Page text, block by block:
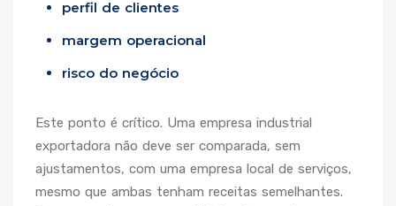
perfil de clientes
margem operacional
risco do negócio
Este ponto é crítico. Uma empresa industrial
exportadora não deve ser comparada, sem
ajustamentos, com uma empresa local de serviços,
mesmo que ambas tenham receitas semelhantes.